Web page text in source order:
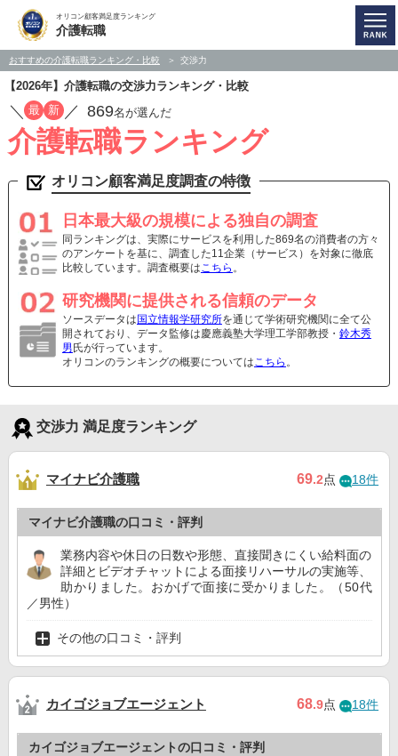
オリコン顧客満足度ランキング
介護転職
おすすめの介護転職ランキング・比較 交渉力
【2026年】介護転職の交渉力ランキング・比較
／ 最 新 ／ 869名が選んだ
介護転職ランキング
オリコン顧客満足度調査の特徴
日本最大級の規模による独自の調査
同ランキングは、実際にサービスを利用した869名の消費者の方々
のアンケートを基に、調査した11企業（サービス）を対象に徹底
比較しています。調査概要はこちら 。
研究機関に提供される信頼のデータ
ソースデータは 国立情報学研究所を通じて学術研究機関に全て公
開されており、データ監修は慶應義塾大学理工学部教授・ 鈴木秀
男 氏が行っています。
オリコンのランキングの概要についてはこちら 。
交渉力 満足度ランキング
マイナビ介護職 69.2点 18件
マイナビ介護職の口コミ・評判
業務内容や休日の日数や形態、直接聞きにくい給料面の
詳細とビデオチャットによる面接リハーサルの実施等、
助かりました。おかげで面接に受かりました。（50代
／男性）
その他の口コミ・評判
カイゴジョブエージェント 68.9点 18件
カイゴジョブエージェントの口コミ・評判